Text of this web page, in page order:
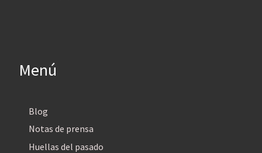
Menú
Blog
Notas de prensa
Huellas del pasado